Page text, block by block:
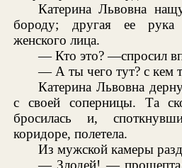
Катерина Львовна
бороду; другая ее рука
женского лица.
— Кто это? —спросил
— А ты чего тут? с кем
Катерина Львовна
с своей соперницы. Та
бросилась и,
коридоре, полетела.
Из мужской камеры
— Злодей! —